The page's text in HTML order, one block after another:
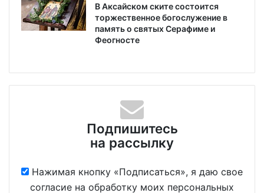
В Аксайском ските состоится
торжественное богослужение в
память о святых Серафиме и
Феогносте
Подпишитесь
на рассылку
Нажимая кнопку «Подписаться», я даю свое
согласие на обработку моих персональных